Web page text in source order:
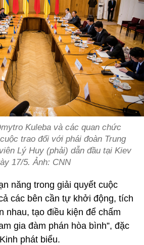
Kuleba và các quan chức
trao đổi với phái đoàn Trung
Lý Huy (phải) dẫn đầu tại Kiev
17/5. Ảnh: CNN
năng trong giải quyết cuộc
các bên cần tự khởi động, tích
nhau, tạo điều kiện để chấm
gia đàm phán hòa bình”, đặc
phát biểu.